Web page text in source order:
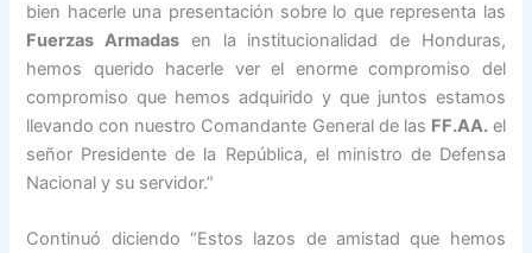
bien hacerle una presentación sobre lo que representa las
Fuerzas Armadas en la institucionalidad de Honduras,
hemos querido hacerle ver el enorme compromiso del
compromiso que hemos adquirido y que juntos estamos
llevando con nuestro Comandante General de las FF.AA.el
señor Presidente de la República, el ministro de Defensa
Nacional y su servidor.”
Continuó diciendo “Estos lazos de amistad que hemos